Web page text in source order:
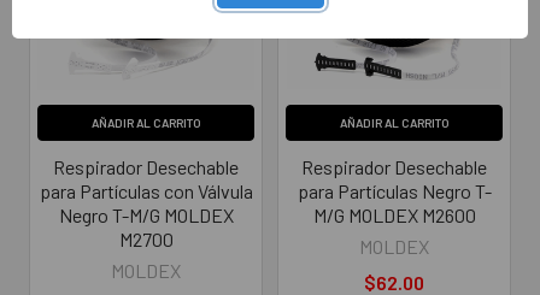
AÑADIR AL CARRITO
Respirador Desechable
para Partículas con Válvula
Negro T-M/G MOLDEX
M2700
MOLDEX
AÑADIR AL CARRITO
Respirador Desechable
para Partículas Negro T-
M/G MOLDEX M2600
MOLDEX
$62.00